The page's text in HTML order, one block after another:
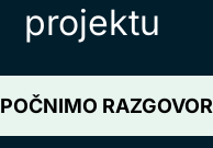
projektu
RAZGOVOR